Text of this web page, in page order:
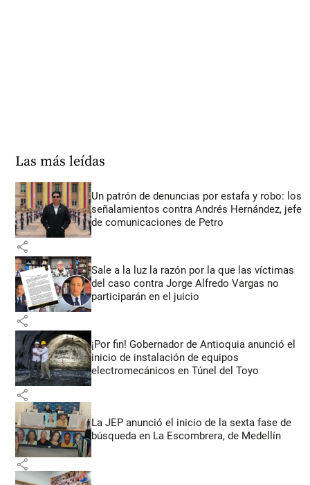
Las más leídas
Un patrón de denuncias por estafa y robo: los
señalamientos contra Andrés Hernández, jefe
de comunicaciones de Petro
share
Sale a la luz la razón por la que las víctimas
del caso contra Jorge Alfredo Vargas no
participarán en el juicio
share
¡Por fin! Gobernador de Antioquia anunció el
inicio de instalación de equipos
electromecánicos en Túnel del Toyo
share
La JEP anunció el inicio de la sexta fase de
búsqueda en La Escombrera, de Medellín
share